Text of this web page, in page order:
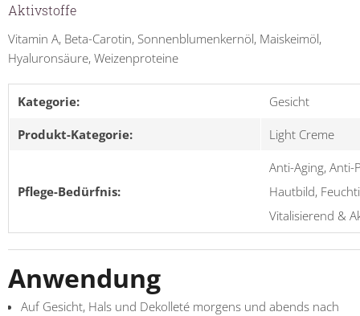
Aktivstoffe
Vitamin A, Beta-Carotin, Sonnenblumenkernöl, Maiskeimöl,
Hyaluronsäure, Weizenproteine
Kategorie: Gesicht
Produkt-Kategorie: Light Creme
Pflege-Bedürfnis:
Anti-Aging, Anti-
Hautbild,
Vitalisierend &
Anwendung
Auf Gesicht, Hals und Dekolleté morgens und abends nach